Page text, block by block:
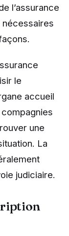
l’assurance
nécessaires
le
accueil
une
La
judiciaire.